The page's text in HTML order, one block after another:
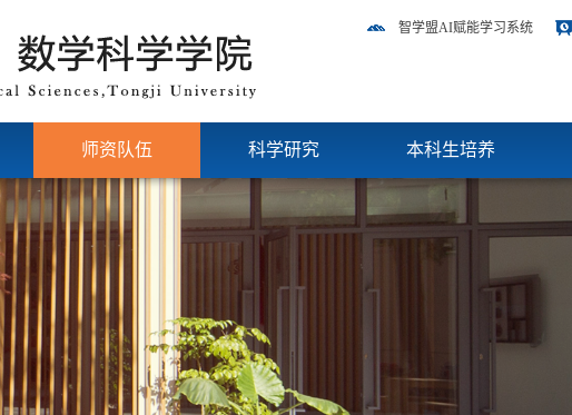
智学盟AI赋能学习系统
师资队伍 科学研究 本科生培养